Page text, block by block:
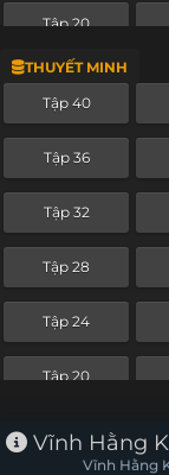
Tập 20
Tập 16
THUYẾT MINH
Tập 40
Tập 36
Tập 32
Tập 28
Tập 24
Tập 20
Tập 16
Vĩnh Hằng
Vĩnh Hằng